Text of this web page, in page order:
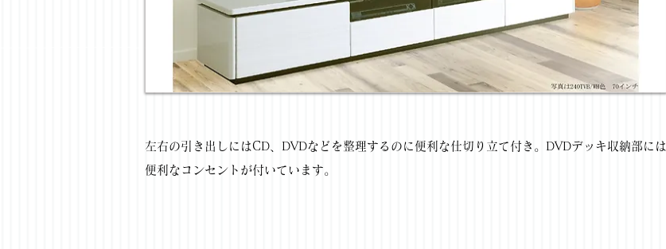
左右の引き出しにはCD、DVDなどを整理するのに便利な仕切り立て付き。DVDデッキ収納部には
便利なコンセントが付いています。